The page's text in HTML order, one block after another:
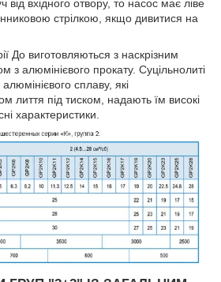
вхідного отвору, то насос має ліве
стрілкою, якщо дивитися на
До виготовляються з наскрізним
з алюмінієвого прокату. Суцільнолиті
сплаву, які
лиття під тиском, надають їм високі
характеристики.